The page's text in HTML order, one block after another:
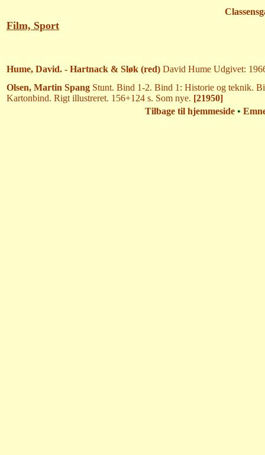
Film, Sport
Hume, David. - Hartnack & Sløk (red) David Hume Udgivet:
Olsen, Martin Spang Stunt. Bind 1-2. Bind 1: Historie og teknik.
Kartonbind. Rigt illustreret. 156+124 s. Som nye. [21950]
Tilbage til hjemmeside •